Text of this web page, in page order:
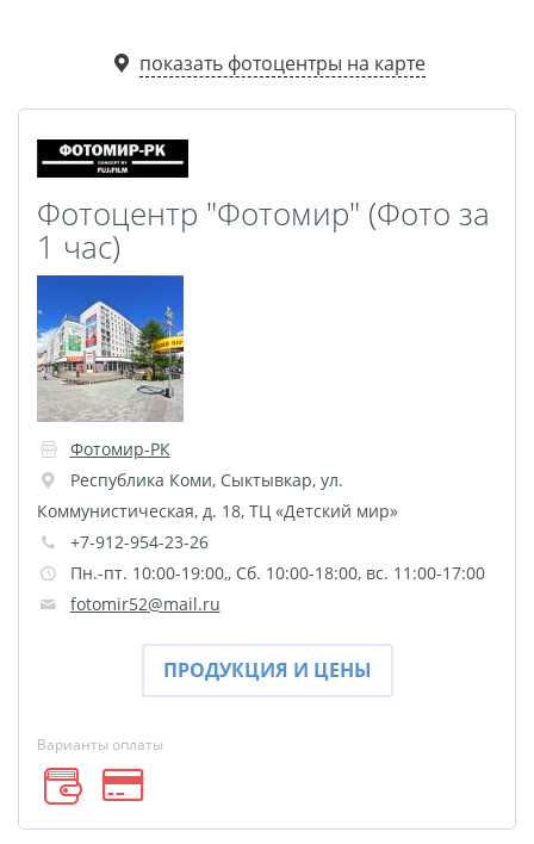
Модульные картины
подрамника
Фотоколлаж
Фотобокс
Дибонд
Пластификация
Фотопостер
Печать на
самоклеящемся виниле
Фото на стекле и
акриле
Печать на баннере
Фотообои
Трафареты
Печать на прозрачной
пленке
Рекламные конструкции
Напольная графика
Изготовление баннеров
Оформление картин
Накатка Фото на ХДФ
показать фотоцентры на карте
Фотоцентр "Фотомир" (Фото за
1 час)
Фотомир-РК
Республика Коми, Сыктывкар, ул.
Коммунистическая, д. 18, ТЦ «Детский мир»
+7-912-954-23-26
Пн.-пт. 10:00-19:00,, Cб. 10:00-18:00, вс. 11:00-17:00
fotomir52@mail.ru
ПРОДУКЦИЯ И ЦЕНЫ
Варианты оплаты